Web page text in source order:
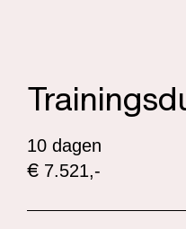
10 dagen
€ 7.521,-